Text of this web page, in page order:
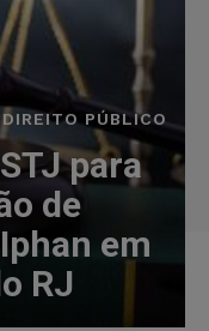
DIREITO PÚBLICO
para
de
em
RJ